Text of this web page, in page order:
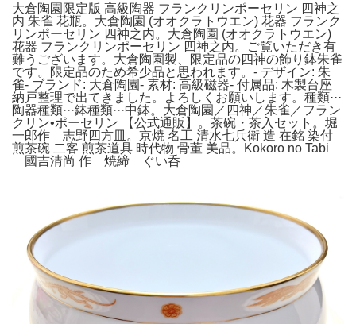
大倉陶園限定版 高級陶器 フランクリンポーセリン 四神之
内 朱雀 花瓶。大倉陶園 (オオクラトウエン) 花器 フランク
リンポーセリン 四神之内。大倉陶園 (オオクラトウエン)
花器 フランクリンポーセリン 四神之内。ご覧いただき有
難うございます。大倉陶園製、限定品の四神の飾り鉢朱雀
です。限定品のため希少品と思われます。- デザイン: 朱
雀- ブランド: 大倉陶園- 素材: 高級磁器- 付属品: 木製台座
納戸整理で出てきました。よろしくお願いします。種類···
陶器種類···鉢種類···中鉢。大倉陶園／四神／朱雀／フラン
クリン•ポーセリン 【公式通販】。茶碗・茶入セット。堀
一郎作 志野四方皿。京焼 名工 清水七兵衛 造 在銘 染付
煎茶碗 二客 煎茶道具 時代物 骨董 美品。Kokoro no Tabi
國吉清尚 作 焼締 ぐい呑